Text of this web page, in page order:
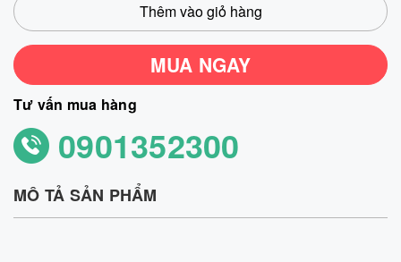
Thêm vào giỏ hàng
MUA NGAY
Tư vấn mua hàng
0901352300
MÔ TẢ SẢN PHẨM